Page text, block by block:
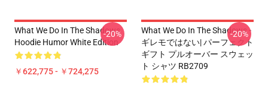
What We Do In The Shadows
Hoodie Humor White Edition
￥622,775 - ￥724,275
-20%
What We Do In The Shadows -
ギレモではない| パーフェクト
ギフト プルオーバー スウェッ
ト シャツ RB2709
-20%